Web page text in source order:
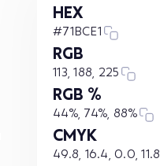
HEX
#71BCE1
RGB
113, 188, 225
RGB %
44%, 74%, 88%
CMYK
49.8, 16.4, 0.0, 11.8